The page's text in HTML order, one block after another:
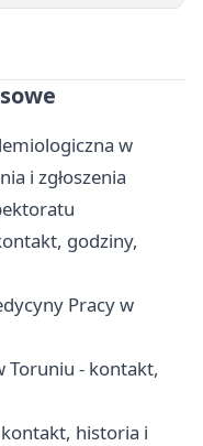
w
i zgłoszenia
godziny,
Pracy w
Toruniu - kontakt,
historia i